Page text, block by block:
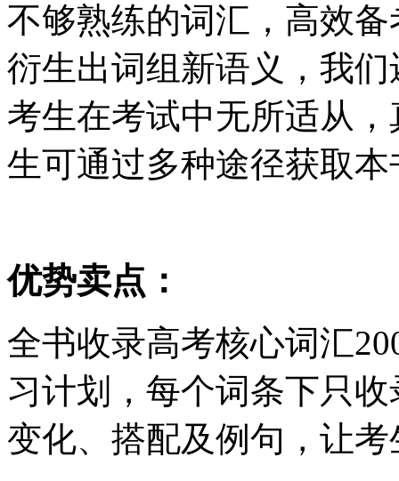
不够熟练的词汇，高效
衍生出词组新语义，我
考生在考试中无所适从
生可通过多种途径获取
优势卖点：
全书收录高考核心词汇
习计划，每个词条下只
变化、搭配及例句，让